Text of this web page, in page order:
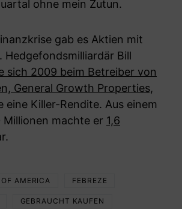
ohne mein Zutun.
gab es Aktien mit
Hedgefondsmilliardär Bill
sich 2009 beim Betreiber von
General Growth Properties,
eine Killer-Rendite. Aus einem
machte er 1,6
AMERICA FEBREZE
GEBRAUCHT KAUFEN